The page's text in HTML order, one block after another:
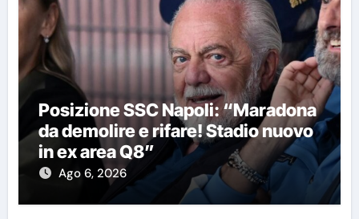
Posizione SSC Napoli: “Maradona
da demolire e rifare! Stadio nuovo
in ex area Q8”
Ago 6, 2026